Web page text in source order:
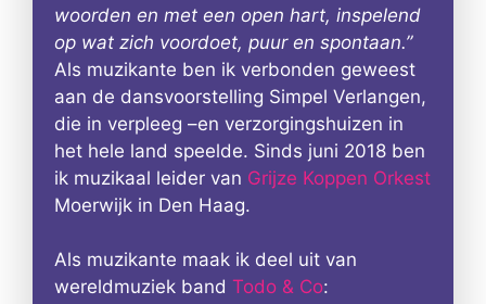
woorden en met een open hart, inspelend
op wat zich voordoet, puur en spontaan.”
Als muzikante ben ik verbonden geweest
aan de dansvoorstelling Simpel Verlangen,
die in verpleeg –en verzorgingshuizen in
het hele land speelde. Sinds juni 2018 ben
ik muzikaal leider van Grijze Koppen Orkest
Moerwijk in Den Haag.
Als muzikante maak ik deel uit van
wereldmuziek band Todo & Co: